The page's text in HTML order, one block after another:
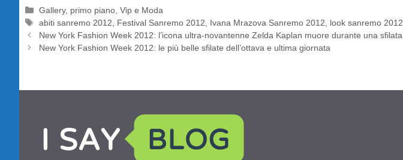
Categorie
Gallery, primo piano ,Vip e Moda
Tag
abiti sanremo 2012 Festival Sanremo 2012 Ivana Mrazova Sanremo 2012 look sanremo 2012
New York Fashion Week 2012: l’icona ultra-novantenne Zelda Kaplan muore durante una sfilata
New York Fashion Week 2012: le più belle sfilate dell’ottava e ultima giornata